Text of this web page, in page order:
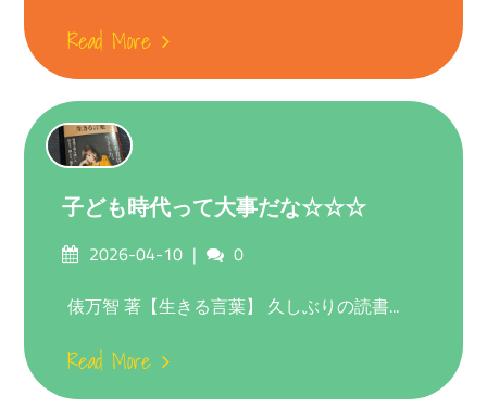
Read More
子ども時代って大事だな☆☆☆
Posted2026-04-10 Comments
0
俵万智 著【生きる言葉】 久しぶりの読書...
Read More